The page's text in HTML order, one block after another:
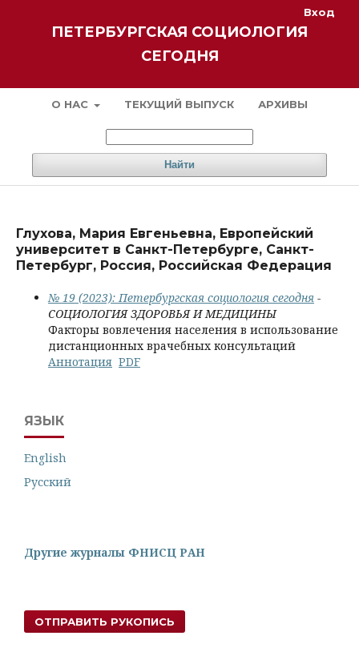
ПЕТЕРБУРГСКАЯ СОЦИОЛОГИЯ
СЕГОДНЯ
О НАС ТЕКУЩИЙ ВЫПУСК АРХИВЫ
Найти
Вход
Глухова, Мария Евгеньевна, Европейский
университет в Санкт-Петербурге, Санкт-
Петербург, Россия, Российская Федерация
№ 19 (2023): Петербургская социология сегодня -
СОЦИОЛОГИЯ ЗДОРОВЬЯ И МЕДИЦИНЫ
Факторы вовлечения населения в использование
дистанционных врачебных консультаций
Аннотация PDF
ЯЗЫК
English
Русский
Другие журналы ФНИСЦ РАН
ОТПРАВИТЬ РУКОПИСЬ